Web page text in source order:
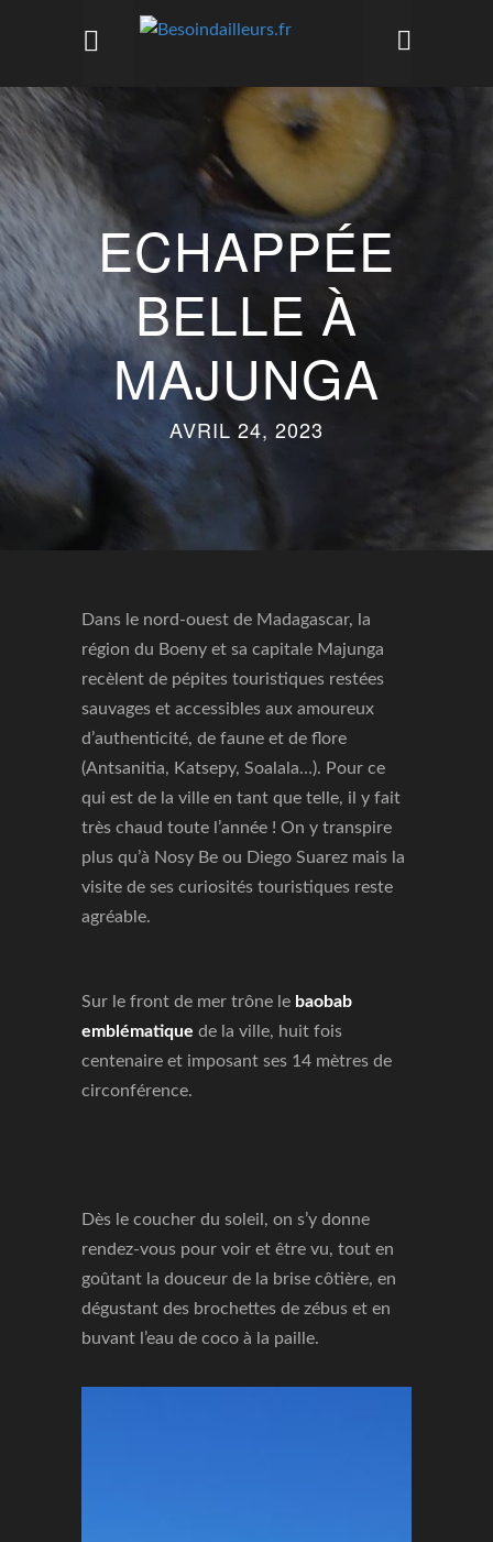
ECHAPPÉE
BELLE À
MAJUNGA
AVRIL 24, 2023
Dans le nord-ouest de Madagascar, la
région du Boeny et sa capitale Majunga
recèlent de pépites touristiques restées
sauvages et accessibles aux amoureux
d’authenticité, de faune et de flore
(Antsanitia, Katsepy, Soalala…). Pour ce
qui est de la ville en tant que telle, il y fait
très chaud toute l’année ! On y transpire
plus qu’à Nosy Be ou Diego Suarez mais la
visite de ses curiosités touristiques reste
agréable.
Sur le front de mer trône le baobab
emblématique de la ville, huit fois
centenaire et imposant ses 14 mètres de
circonférence.
Dès le coucher du soleil, on s’y donne
rendez-vous pour voir et être vu, tout en
goûtant la douceur de la brise côtière, en
dégustant des brochettes de zébus et en
buvant l’eau de coco à la paille.